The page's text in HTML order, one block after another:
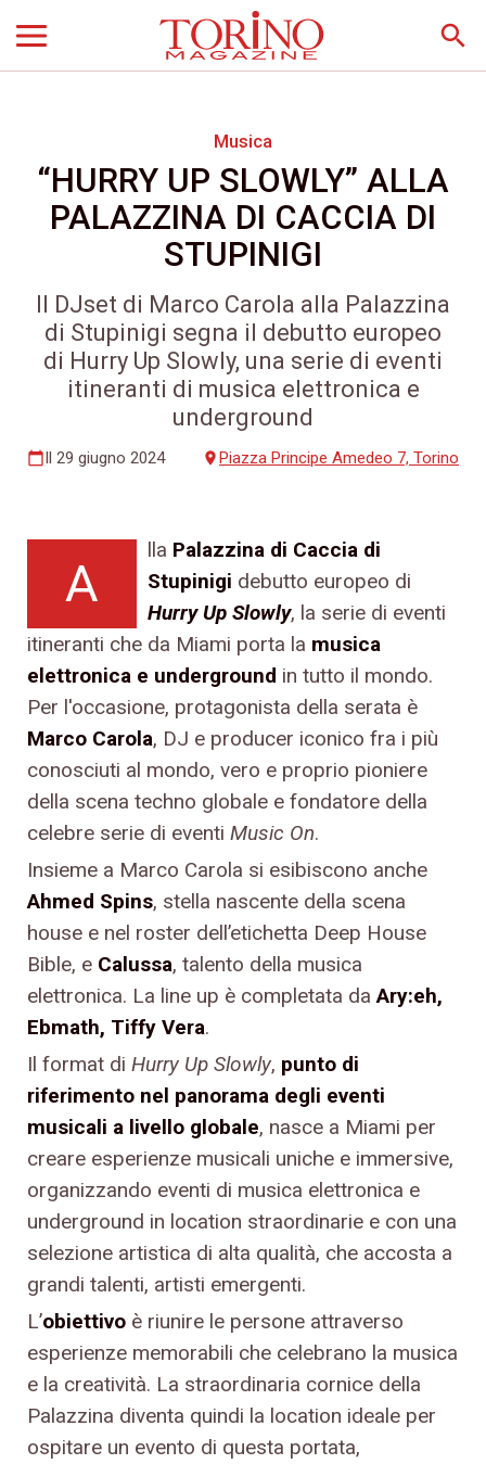
search
Musica
“HURRY UP SLOWLY” ALLA
PALAZZINA DI CACCIA DI
STUPINIGI
Il DJset di Marco Carola alla Palazzina
di Stupinigi segna il debutto europeo
di Hurry Up Slowly, una serie di eventi
itineranti di musica elettronica e
underground
calendar_todayIl 29 giugno 2024 placePiazza Principe Amedeo 7, Torino
A
lla Palazzina di Caccia di
Stupinigi debutto europeo di
Hurry Up Slowly, la serie di eventi
itineranti che da Miami porta la musica
elettronica e underground in tutto il mondo.
Per l'occasione, protagonista della serata è
Marco Carola, DJ e producer iconico fra i più
conosciuti al mondo, vero e proprio pioniere
della scena techno globale e fondatore della
celebre serie di eventi Music On.
Insieme a Marco Carola si esibiscono anche
Ahmed Spins, stella nascente della scena
house e nel roster dell’etichetta Deep House
Bible, e Calussa, talento della musica
elettronica. La line up è completata da Ary:eh,
Ebmath, Tiffy Vera.
Il format di Hurry Up Slowly, punto di
riferimento nel panorama degli eventi
musicali a livello globale, nasce a Miami per
creare esperienze musicali uniche e immersive,
organizzando eventi di musica elettronica e
underground in location straordinarie e con una
selezione artistica di alta qualità, che accosta a
grandi talenti, artisti emergenti.
L’obiettivo è riunire le persone attraverso
esperienze memorabili che celebrano la musica
e la creatività. La straordinaria cornice della
Palazzina diventa quindi la location ideale per
ospitare un evento di questa portata,